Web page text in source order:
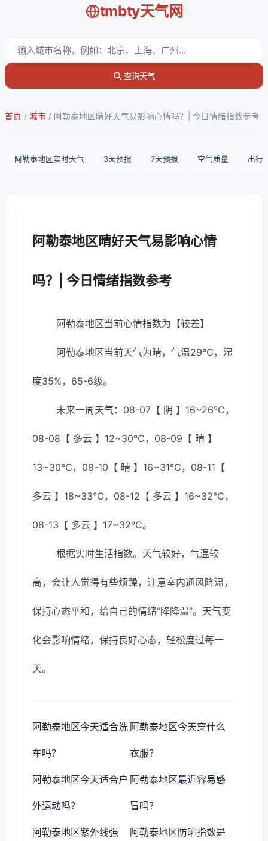
tmbty天气网
查询天气
首页 / 城市 / 阿勒泰地区晴好天气易影响心情吗？| 今日情绪指数参考
阿勒泰地区实时天气 3天预报 7天预报 空气质量 出行
阿勒泰地区晴好天气易影响心情
吗？| 今日情绪指数参考
阿勒泰地区当前心情指数为【较差】
阿勒泰地区当前天气为晴，气温29℃，湿
度35%，65-6级。
未来一周天气：08-07【 阴 】16~26℃，
08-08【 多云 】12~30℃，08-09【 晴 】
13~30℃，08-10【 晴 】16~31℃，08-11【
多云 】18~33℃，08-12【 多云 】16~32℃，
08-13【 多云 】17~32℃。
根据实时生活指数。天气较好，气温较
高，会让人觉得有些烦躁，注意室内通风降温，
保持心态平和，给自己的情绪“降降温”。天气变
化会影响情绪，保持良好心态，轻松度过每一
天。
阿勒泰地区今天适合洗
车吗？
阿勒泰地区今天穿什么
衣服？
阿勒泰地区今天适合户
外运动吗？
阿勒泰地区最近容易感
冒吗？
阿勒泰地区紫外线强 阿勒泰地区防晒指数是